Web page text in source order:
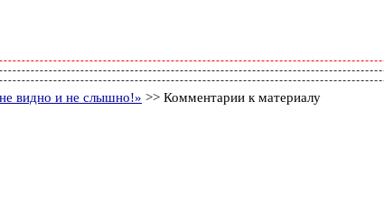
видно и не слышно!» >> Комментарии к материалу